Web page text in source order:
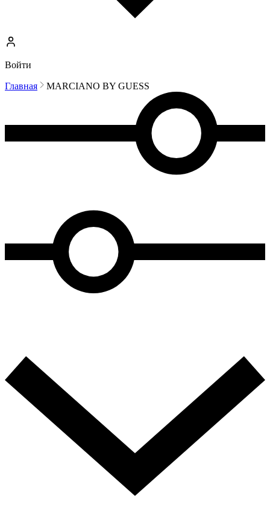
Войти
Главная MARCIANO BY GUESS